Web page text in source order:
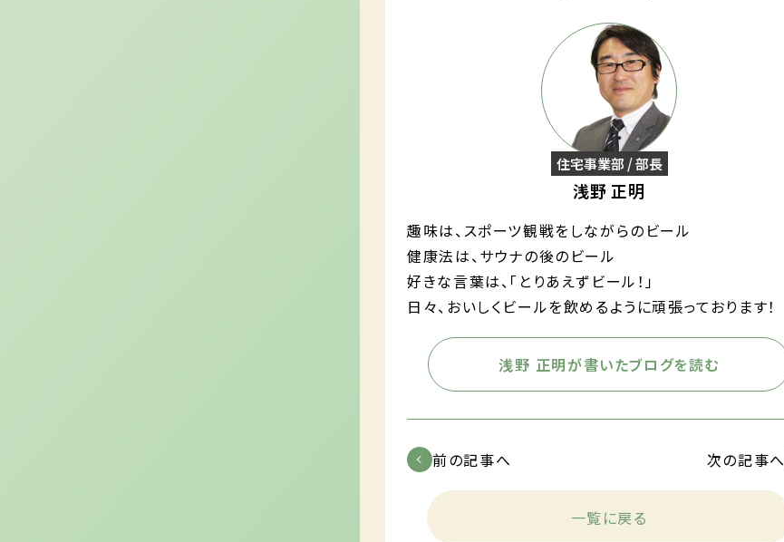
住宅事業部 / 部長
浅野 正明
趣味は、スポーツ観戦をしながらのビール
健康法は、サウナの後のビール
好きな言葉は、「とりあえずビール！」
日々、おいしくビールを飲めるように頑張っております！
浅野 正明が書いたブログを読む
前の記事へ 次の記事へ
一覧に戻る